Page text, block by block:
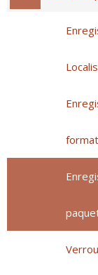
format